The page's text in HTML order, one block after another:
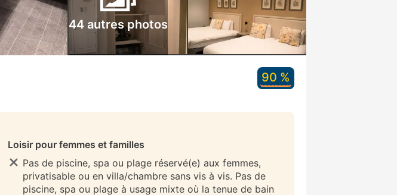
44 autres photos
90 %
Loisir pour femmes et familles
Pas de piscine, spa ou plage réservé(e) aux femmes,
privatisable ou en villa/chambre sans vis à vis. Pas de
piscine, spa ou plage à usage mixte où la tenue de bain